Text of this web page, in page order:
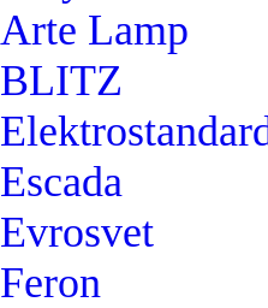
Arte Lamp
BLITZ
Escada
Evrosvet
Feron